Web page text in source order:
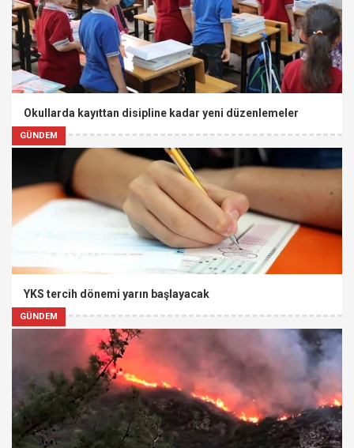
GÜNDEM
Okullarda kayıttan disipline kadar yeni düzenlemeler
GÜNDEM
YKS tercih dönemi yarın başlayacak